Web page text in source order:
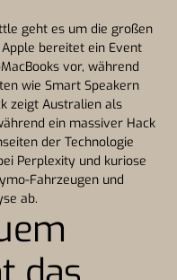
geht es um die großen
bereitet ein Event
vor, während
wie Smart Speakern
zeigt Australien als
ein massiver Hack
der Technologie
Perplexity und kuriose
Fahrzeugen und
ab.